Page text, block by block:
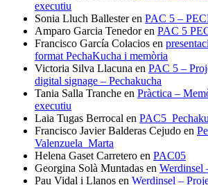
executiu
Sonia Lluch Ballesteren PAC 5 –
Amparo Garcia Tenedoren PAC 5
Francisco García Colacios en
format PechaKucha i memòria
Victoria Silva Llacuna en PAC 5 –
digital signage – Pechakucha
Tania Salla Tranche en Pràctica –
executiu
Laia Tugas Berrocal en
Francisco Javier Balderas Cejudo en
Valenzuela_Marta
Helena Gaset Carretero en PAC05
Georgina Solà Muntadas en Werdinsel
Pau Vidal i Llanos en Werdinsel –